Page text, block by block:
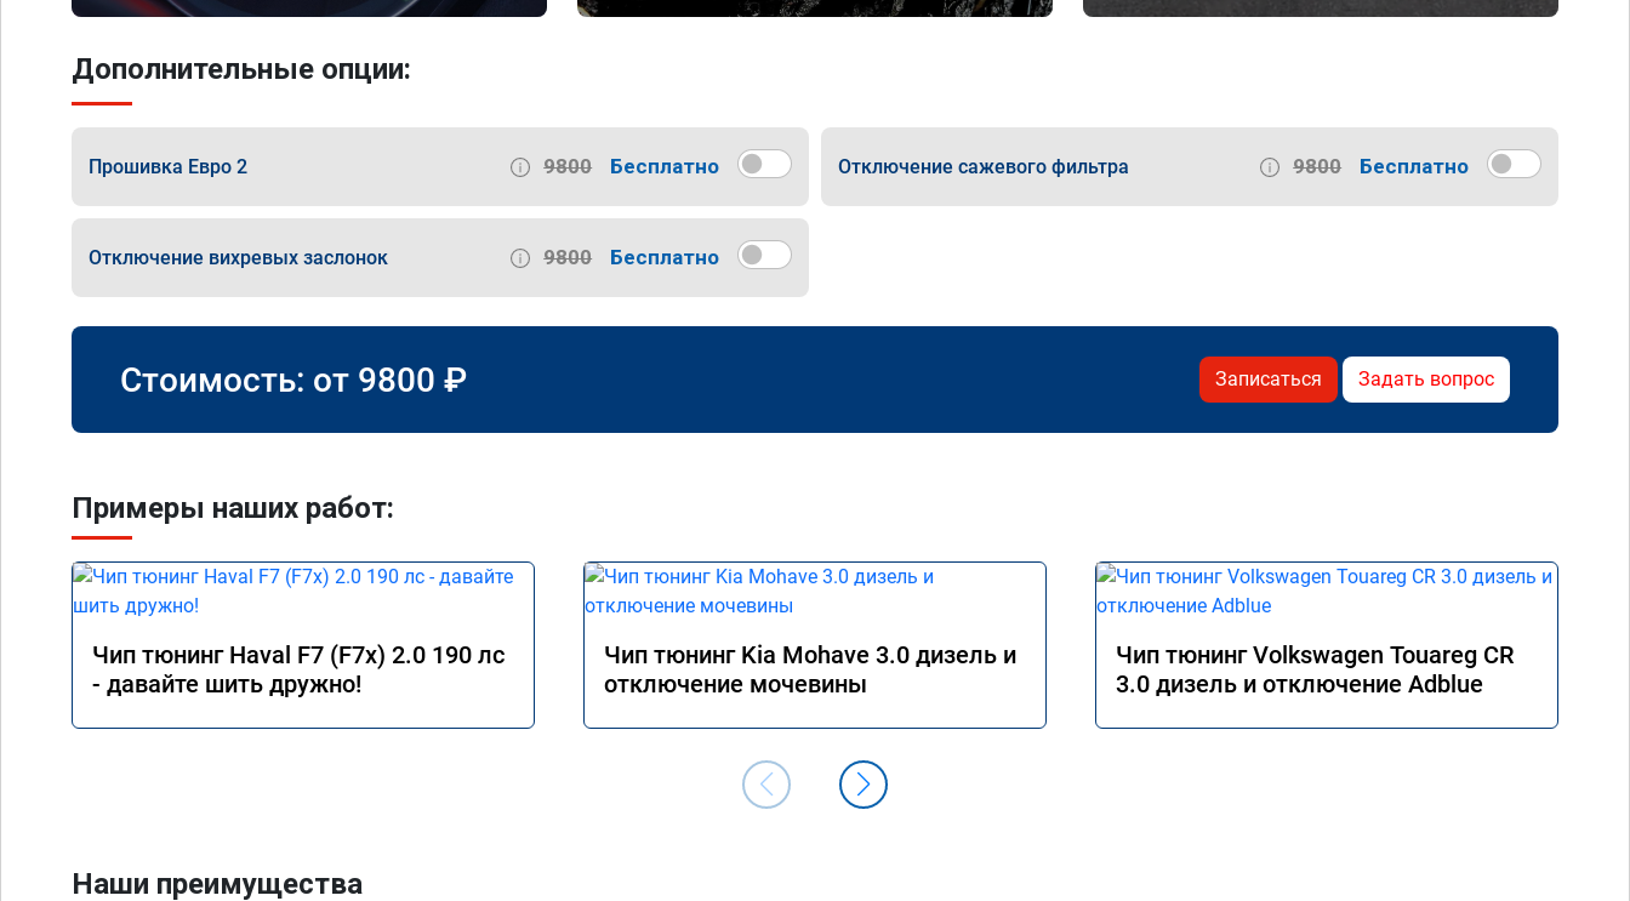
Дополнительные опции:
Прошивка Евро 2 9800 Бесплатно Отключение сажевого фильтра 9800 Бесплатно
Отключение вихревых заслонок 9800 Бесплатно
Стоимость: от 9800 ₽ Записаться Задать вопрос
Примеры наших работ:
Чип тюнинг Haval F7 (F7x) 2.0 190 лс
- давайте шить дружно!
Чип тюнинг Kia Mohave 3.0 дизель и
отключение мочевины
Чип тюнинг Volkswagen Touareg CR
3.0 дизель и отключение Adblue
Наши преимущества